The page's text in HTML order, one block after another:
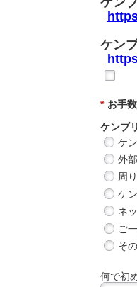
ケン
* お手
ケンブ
ケ
外
周
ケ
ネ
ご
そ
何で初